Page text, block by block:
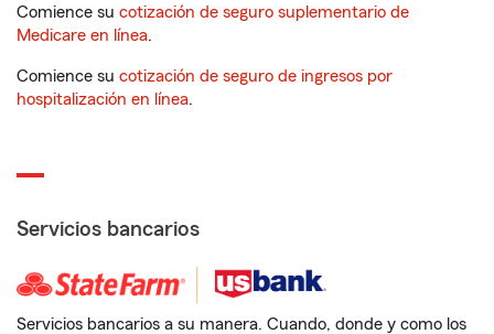
Comience su cotización de seguro suplementario de
Medicare en línea.
Comience su cotización de seguro de ingresos por
hospitalización en línea.
Servicios bancarios
Servicios bancarios a su manera. Cuando, donde y como los